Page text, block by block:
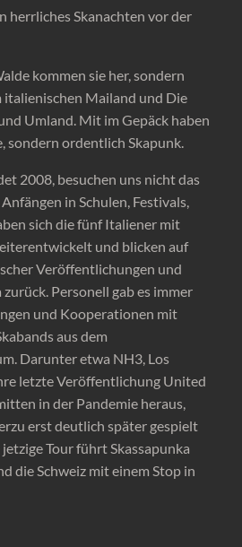
herrliches Skanachten vor der
kommen sie her, sondern
italienischen Mailand und Die
Umland. Mit im Gepäck haben
sondern ordentlich Skapunk.
2008, besuchen uns nicht das
in Schulen, Festivals,
sich die fünf Italiener mit
und blicken auf
Veröffentlichungen und
Personell gab es immer
und Kooperationen mit
aus dem
Darunter etwa NH3, Los
letzte Veröffentlichung United
in der Pandemie heraus,
erst deutlich später gespielt
Tour führt Skassapunka
die Schweiz mit einem Stop in